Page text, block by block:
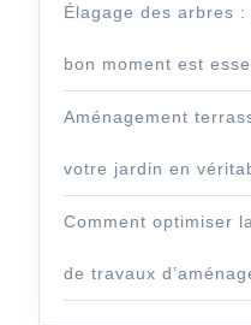
Élagage des arbres
bon moment est
Aménagement
votre jardin en
Comment optimiser
de travaux